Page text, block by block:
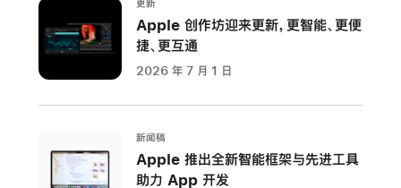
更新
Apple 创作坊迎来更新，更智能、更便
捷、更互通
2026 年 7 月 1 日
新闻稿
Apple 推出全新智能框架与先进工具
助力 App 开发